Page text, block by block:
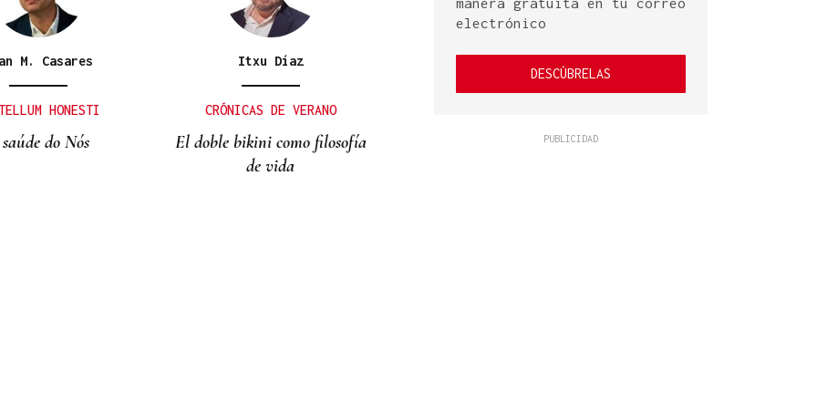
M. Casares
HONESTI
do Nós
Itxu Díaz
CRÓNICAS DE VERANO
El doble bikini como filosofía
de vida
electrónico
DESCÚBRELAS